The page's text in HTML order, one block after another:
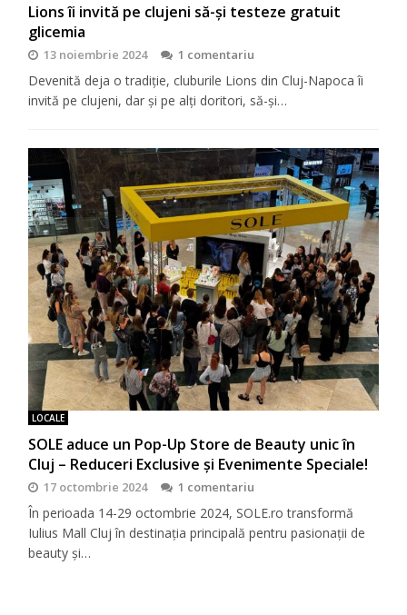
Lions îi invită pe clujeni să-şi testeze gratuit
glicemia
13 noiembrie 2024 1 comentariu
Devenită deja o tradiţie, cluburile Lions din Cluj-Napoca îi
invită pe clujeni, dar şi pe alţi doritori, să-şi…
LOCALE
SOLE aduce un Pop-Up Store de Beauty unic în
Cluj – Reduceri Exclusive și Evenimente Speciale!
17 octombrie 2024 1 comentariu
În perioada 14-29 octombrie 2024, SOLE.ro transformă
Iulius Mall Cluj în destinația principală pentru pasionații de
beauty și…